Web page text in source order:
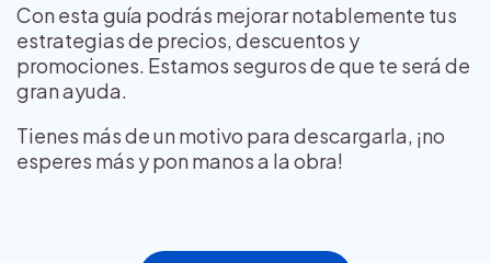
Con esta guía podrás mejorar notablemente tus
estrategias de precios, descuentos y
promociones. Estamos seguros de que te será de
gran ayuda.
Tienes más de un motivo para descargarla, ¡no
esperes más y pon manos a la obra!